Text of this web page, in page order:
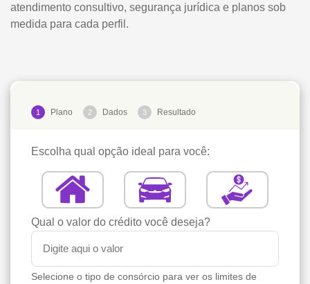
atendimento consultivo, segurança jurídica e planos sob
medida para cada perfil.
1 Plano 2 Dados 3 Resultado
Escolha qual opção ideal para você:
Qual o valor do crédito você deseja?
Selecione o tipo de consórcio para ver os limites de